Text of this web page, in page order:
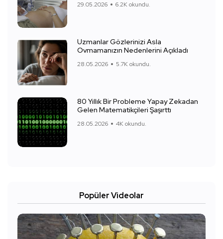
29.05.2026 6.2K okundu.
Uzmanlar Gözlerinizi Asla
Ovmamanızın Nedenlerini Açıkladı
28.05.2026 5.7K okundu.
80 Yıllık Bir Probleme Yapay Zekadan
Gelen Matematikçileri Şaşırttı
28.05.2026 4K okundu.
Popüler Videolar